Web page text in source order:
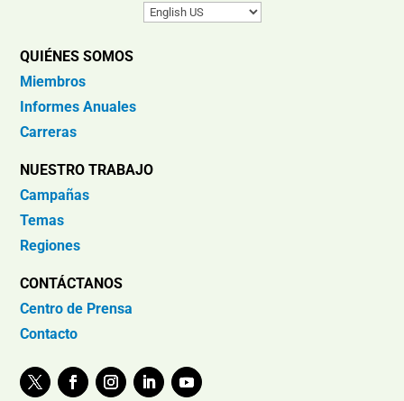
QUIÉNES SOMOS
Miembros
Informes Anuales
Carreras
NUESTRO TRABAJO
Campañas
Temas
Regiones
CONTÁCTANOS
Centro de Prensa
Contacto